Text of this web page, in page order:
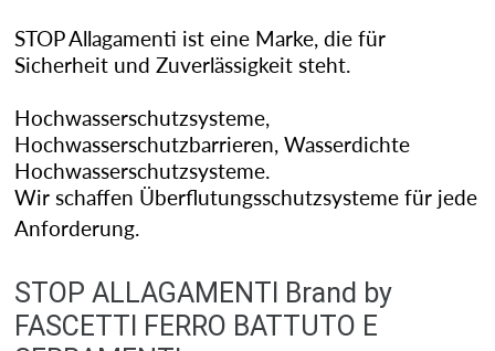
STOP Allagamenti ist eine Marke, die für
Sicherheit und Zuverlässigkeit steht.
Hochwasserschutzsysteme,
Hochwasserschutzbarrieren, Wasserdichte
Hochwasserschutzsysteme.
Wir schaffen Überflutungsschutzsysteme für jede
Anforderung.
STOP ALLAGAMENTI Brand by
FASCETTI FERRO BATTUTO E